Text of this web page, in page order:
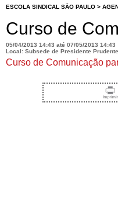
ESCOLA SINDICAL SÃO PAULO >
Curso de
05/04/2013 14:43 até 07/05/2013 14:43
Local: Subsede de Presidente Prudente
Curso de Comunicação